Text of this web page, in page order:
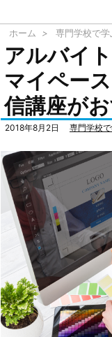
ホーム > 専門学校で学
アルバイ
マイペー
信講座が
2018年8月2日 専門学校